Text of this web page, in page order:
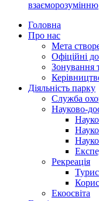
взаєморозумінню
Головна
Про нас
Мета
Офіційні
Зонування
Діяльність парку
Служба
Науково-
Рекреація
Екоосвіта